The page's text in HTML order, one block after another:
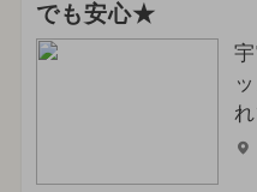
でも安心★